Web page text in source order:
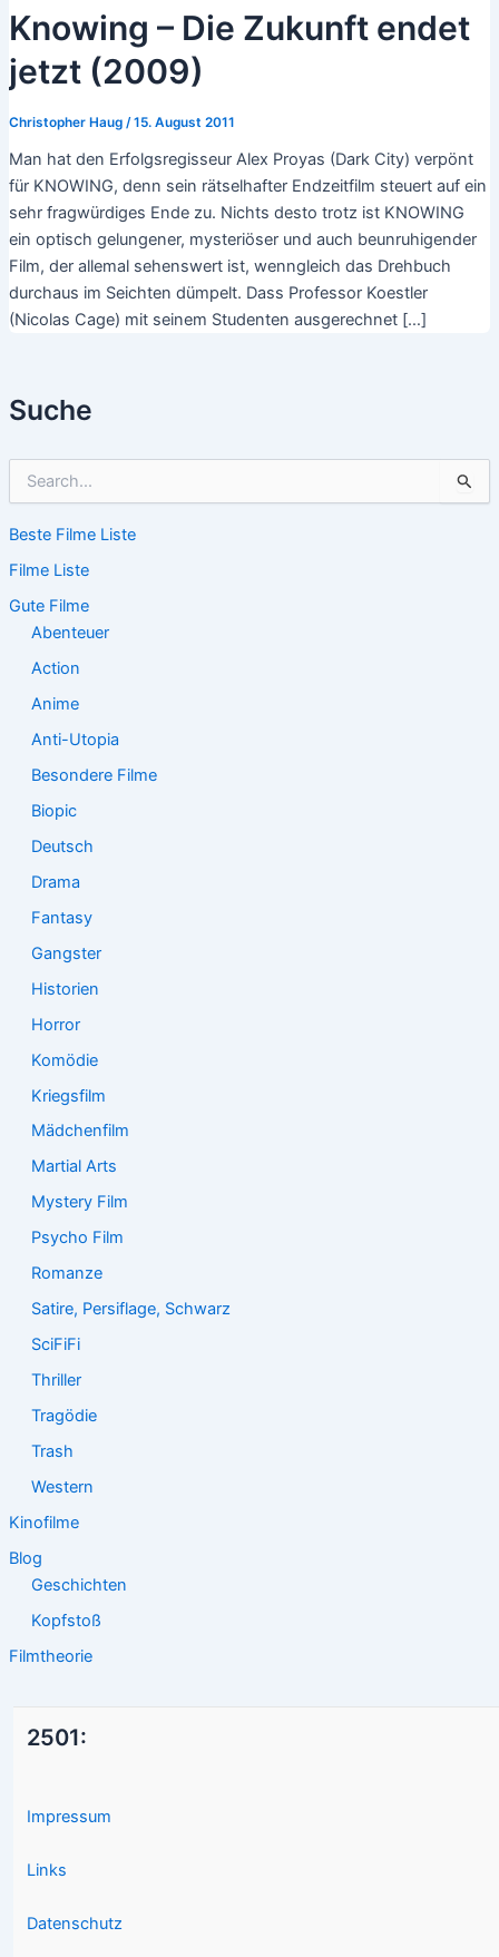
Suche
h
n
n
Beste Filme Liste
Filme Liste
Gute Filme
Abenteuer
Action
Anime
Anti-Utopia
Besondere Filme
Biopic
Deutsch
Drama
Fantasy
Gangster
Historien
Horror
Komödie
Kriegsfilm
Mädchenfilm
Martial Arts
Mystery Film
Psycho Film
Romanze
Satire, Persiflage, Schwarz
SciFiFi
Thriller
Tragödie
Trash
Western
Kinofilme
Blog
Geschichten
Kopfstoß
Filmtheorie
Knowing – Die Zukunft endet
jetzt (2009)
Christopher Haug /15. August 2011
Man hat den Erfolgsregisseur Alex Proyas (Dark City) verpönt
für KNOWING, denn sein rätselhafter Endzeitfilm steuert auf ein
sehr fragwürdiges Ende zu. Nichts desto trotz ist KNOWING
ein optisch gelungener, mysteriöser und auch beunruhigender
Film, der allemal sehenswert ist, wenngleich das Drehbuch
durchaus im Seichten dümpelt. Dass Professor Koestler
(Nicolas Cage) mit seinem Studenten ausgerechnet […]
2501:
Impressum
Links
Datenschutz